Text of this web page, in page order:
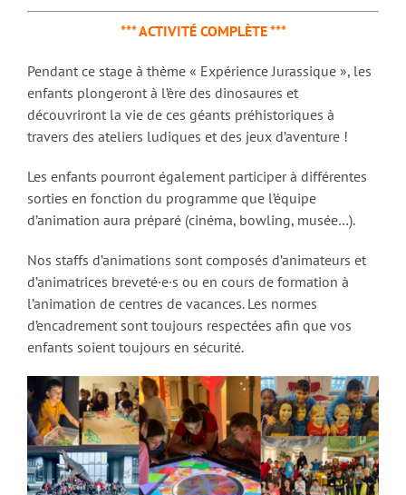
*** ACTIVITÉ COMPLÈTE ***
Pendant ce stage à thème « Expérience Jurassique », les
enfants plongeront à l’ère des dinosaures et
découvriront la vie de ces géants préhistoriques à
travers des ateliers ludiques et des jeux d’aventure !
Les enfants pourront également participer à différentes
sorties en fonction du programme que l’équipe
d’animation aura préparé (cinéma, bowling, musée…).
Nos staffs d’animations sont composés d’animateurs et
d’animatrices breveté·e·s ou en cours de formation à
l’animation de centres de vacances. Les normes
d’encadrement sont toujours respectées afin que vos
enfants soient toujours en sécurité.